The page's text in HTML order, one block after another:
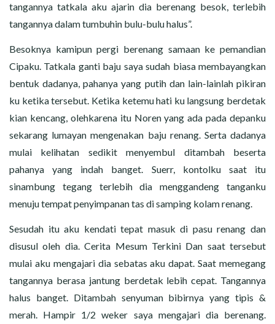
tangannya tatkala aku ajarin dia berenang besok, terlebih
tangannya dalam tumbuhin bulu-bulu halus”.
Besoknya kamipun pergi berenang samaan ke pemandian
Cipaku. Tatkala ganti baju saya sudah biasa membayangkan
bentuk dadanya, pahanya yang putih dan lain-lainlah pikiran
ku ketika tersebut. Ketika ketemu hati ku langsung berdetak
kian kencang, olehkarena itu Noren yang ada pada depanku
sekarang lumayan mengenakan baju renang. Serta dadanya
mulai kelihatan sedikit menyembul ditambah beserta
pahanya yang indah banget. Suerr, kontolku saat itu
sinambung tegang terlebih dia menggandeng tanganku
menuju tempat penyimpanan tas di samping kolam renang.
Sesudah itu aku kendati tepat masuk di pasu renang dan
disusul oleh dia. Cerita Mesum Terkini Dan saat tersebut
mulai aku mengajari dia sebatas aku dapat. Saat memegang
tangannya berasa jantung berdetak lebih cepat. Tangannya
halus banget. Ditambah senyuman bibirnya yang tipis &
merah. Hampir 1/2 weker saya mengajari dia berenang.